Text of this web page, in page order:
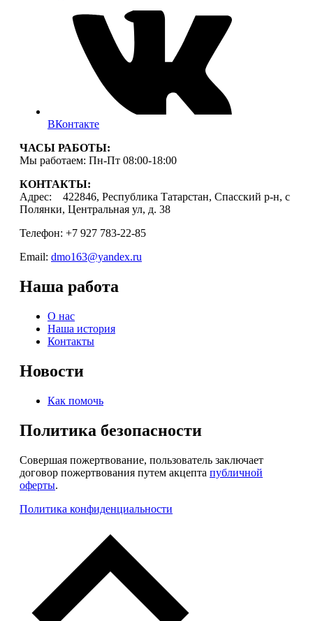
ВКонтакте
ЧАСЫ РАБОТЫ:
Мы работаем: Пн-Пт 08:00-18:00
КОНТАКТЫ:
Адрес: 422846, Республика Татарстан, Спасский р-н, с
Полянки, Центральная ул, д. 38
Телефон: +7 927 783-22-85
Email: dmo163@yandex.ru
Наша работа
О нас
Наша история
Контакты
Новости
Как помочь
Политика безопасности
Совершая пожертвование, пользователь заключает
договор пожертвования путем акцепта публичной
оферты.
Политика конфиденциальности